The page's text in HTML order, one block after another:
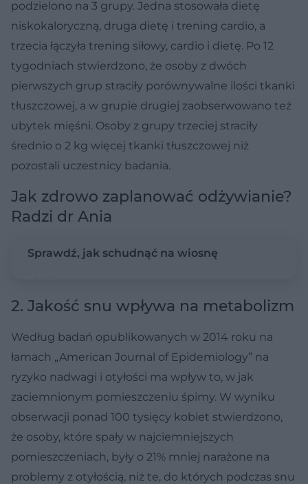
podzielono na 3 grupy. Jedna stosowała dietę
niskokaloryczną, druga dietę i trening cardio, a
trzecia łączyła trening siłowy, cardio i dietę. Po 12
tygodniach stwierdzono, że osoby z dwóch
pierwszych grup straciły porównywalne ilości tkanki
tłuszczowej, a w grupie drugiej zaobserwowano też
ubytek mięśni. Osoby z grupy trzeciej straciły
średnio o 2 kg więcej tkanki tłuszczowej niż
pozostali uczestnicy badania.
Jak zdrowo zaplanować odżywianie?
Radzi dr Ania
Sprawdź, jak schudnąć na wiosnę
2. Jakość snu wpływa na metabolizm
Według badań opublikowanych w 2014 roku na
łamach „American Journal of Epidemiology” na
ryzyko nadwagi i otyłości ma wpływ to, w jak
zaciemnionym pomieszczeniu śpimy. W wyniku
obserwacji ponad 100 tysięcy kobiet stwierdzono,
że osoby, które spały w najciemniejszych
pomieszczeniach, były o 21% mniej narażone na
problemy z otyłością, niż te, do których podczas snu